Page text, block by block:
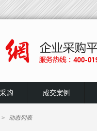
购 成交案例
> 动态列表